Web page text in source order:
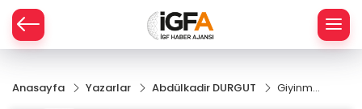
Anasayfa Yazarlar Abdülkadir DURGUT
Giyinmek